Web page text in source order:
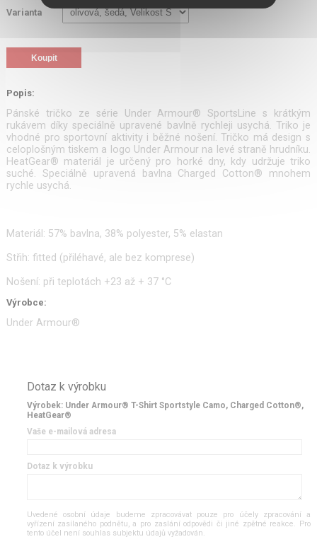
Varianta
Popis:
Pánské tričko ze série Under Armour® SportsLine s krátkým
rukávem díky speciálně upravené bavlně rychleji usychá. Triko je
vhodné pro sportovní aktivity i běžné nošení. Tričko má design s
celoplošným tiskem a logo Under Armour na levé straně hrudníku.
HeatGear® materiál je určený pro horké dny, kdy udržuje triko
suché. Speciálně upravená bavlna Charged Cotton® mnohem
rychle usychá.
Materiál: 57% bavlna, 38% polyester, 5% elastan
Střih: fitted (přiléhavé, ale bez komprese)
Nošení: při teplotách +23 až + 37 °C
Výrobce:
Under Armour®
Dotaz k výrobku
Výrobek: Under Armour® T-Shirt Sportstyle Camo, Charged Cotton®,
HeatGear®
Vaše e-mailová adresa
Dotaz k výrobku
Uvedené osobní údaje budeme zpracovávat pouze pro účely zpracování a
vyřízení zasílaného podnětu, a pro zaslání odpovědi či jiné zpětné reakce. Pro
tento účel není souhlas subjektu údajů vyžadován.